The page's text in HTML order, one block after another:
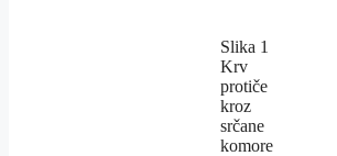
Slika 1
Krv
protiče
kroz
srčane
komore